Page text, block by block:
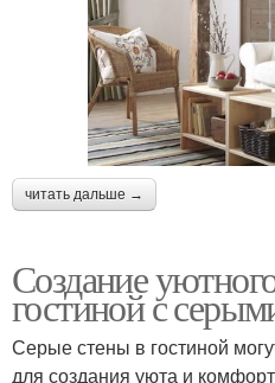
читать дальше →
Создание
гостиной с
Серые стены в гостиной
для создания уюта и